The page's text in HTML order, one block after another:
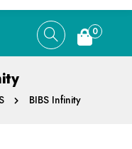
0
BIBS Infinity